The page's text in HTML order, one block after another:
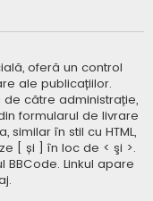
oferă un control
ale publicațiilor.
către administrație,
formularul de livrare
în stil cu HTML,
[ și ] în loc de < şi >.
BBCode. Linkul apare